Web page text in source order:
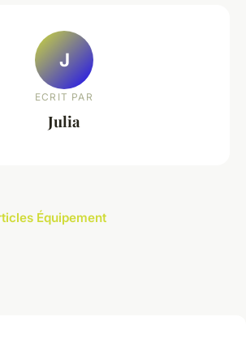
J
ECRIT PAR
Julia
Équipement